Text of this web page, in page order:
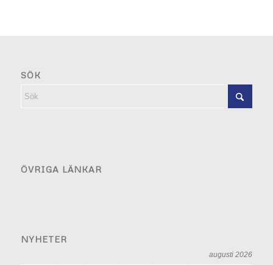
SÖK
ÖVRIGA LÄNKAR
NYHETER
augusti 2026